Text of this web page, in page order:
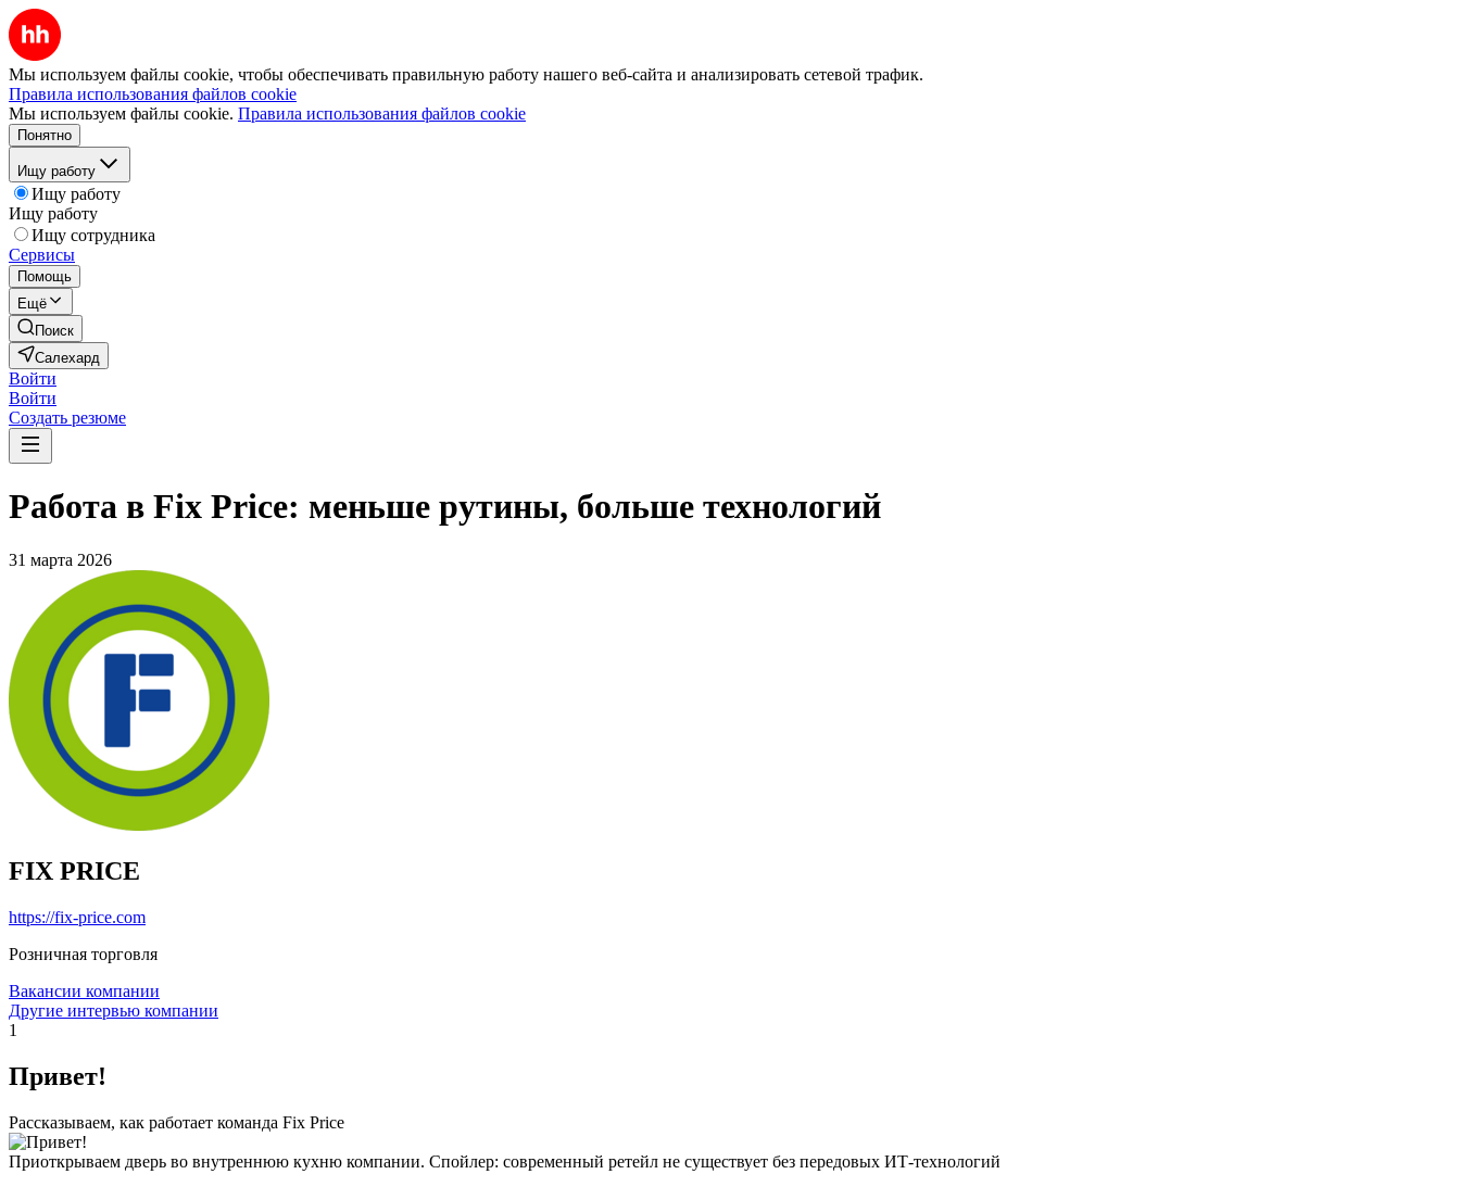
Мы используем файлы cookie, чтобы обеспечивать правильную работу нашего веб-сайта и анализировать сетевой трафик.
Правила использования файлов cookie
Мы используем файлы cookie. Правила использования файлов cookie
Понятно
Ищу работу
Ищу работу
Ищу работу
Ищу сотрудника
Сервисы
Помощь
Ещё
Поиск
Салехард
Войти
Войти
Создать резюме
Работа в Fix Price: меньше рутины, больше технологий
31 марта 2026
FIX PRICE
https://fix-price.com
Розничная торговля
Вакансии компании
Другие интервью компании
1
Привет!
Рассказываем, как работает команда Fix Price
Приоткрываем дверь во внутреннюю кухню компании. Спойлер: современный ретейл не существует без передовых ИТ-технологий